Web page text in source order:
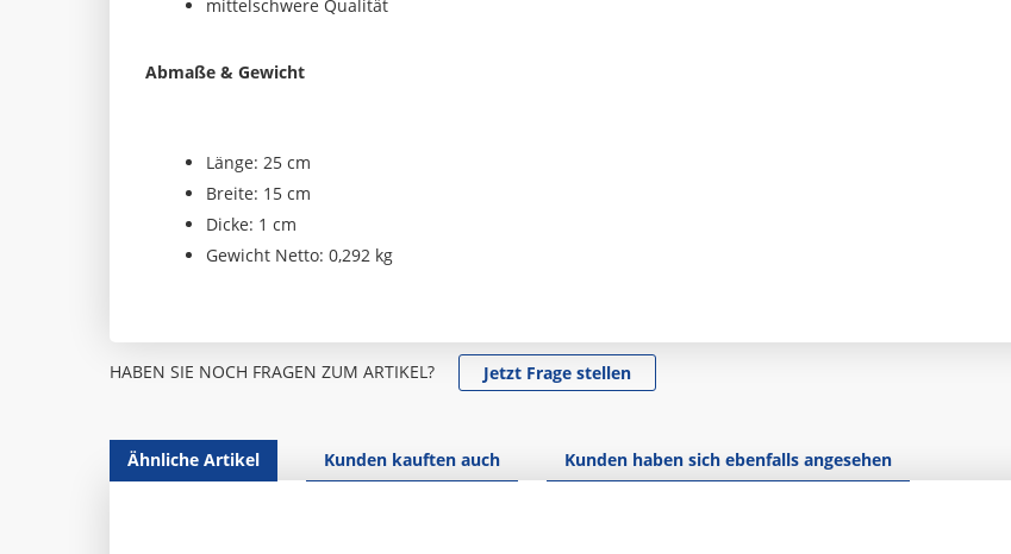
mittelschwere Qualität
Abmaße & Gewicht
Länge: 25 cm
Breite: 15 cm
Dicke: 1 cm
Gewicht Netto: 0,292 kg
HABEN SIE NOCH FRAGEN ZUM ARTIKEL? Jetzt Frage stellen
Ähnliche Artikel Kunden kauften auch Kunden haben sich ebenfalls angesehen